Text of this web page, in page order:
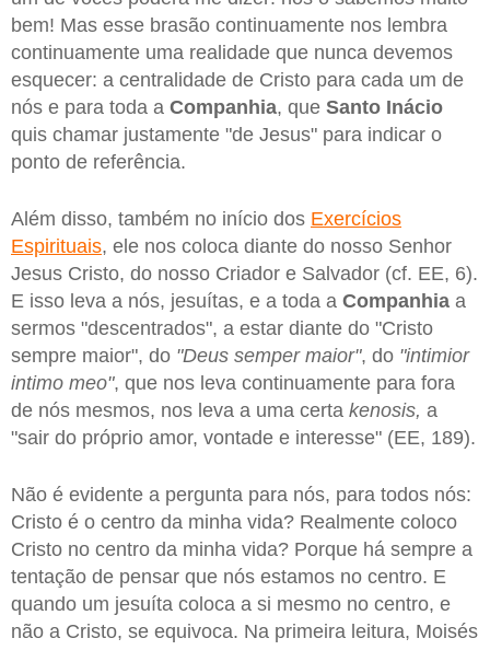
bem! Mas esse brasão continuamente nos lembra
continuamente uma realidade que nunca devemos
esquecer: a centralidade de Cristo para cada um de
nós e para toda a Companhia, que Santo Inácio
quis chamar justamente "de Jesus" para indicar o
ponto de referência.
Além disso, também no início dos Exercícios
Espirituais, ele nos coloca diante do nosso Senhor
Jesus Cristo, do nosso Criador e Salvador (cf. EE, 6).
E isso leva a nós, jesuítas, e a toda a Companhia a
sermos "descentrados", a estar diante do "Cristo
sempre maior", do "Deus semper maior", do "intimior
intimo meo", que nos leva continuamente para fora
de nós mesmos, nos leva a uma certa kenosis, a
"sair do próprio amor, vontade e interesse" (EE, 189).
Não é evidente a pergunta para nós, para todos nós:
Cristo é o centro da minha vida? Realmente coloco
Cristo no centro da minha vida? Porque há sempre a
tentação de pensar que nós estamos no centro. E
quando um jesuíta coloca a si mesmo no centro, e
não a Cristo, se equivoca. Na primeira leitura, Moisés